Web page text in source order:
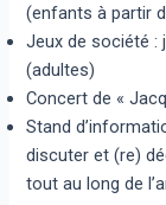
(enfants à partir
Jeux de société :
(adultes)
Concert de «
Stand
discuter et (re)
tout au long de